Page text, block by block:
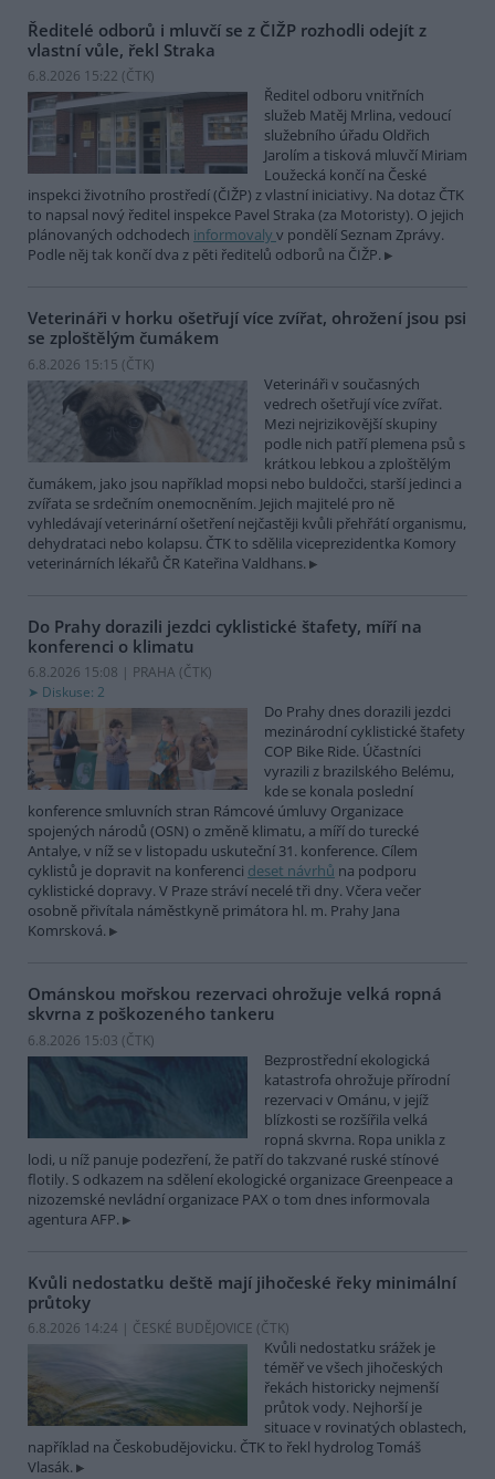
Ředitelé odborů i mluvčí se z ČIŽP rozhodli odejít z
vlastní vůle, řekl Straka
6.8.2026 15:22 (ČTK)
Ředitel odboru vnitřních
služeb Matěj Mrlina, vedoucí
služebního úřadu Oldřich
Jarolím a tisková mluvčí Miriam
Loužecká končí na České
inspekci životního prostředí (ČIŽP) z vlastní iniciativy. Na dotaz ČTK
to napsal nový ředitel inspekce Pavel Straka (za Motoristy). O jejich
plánovaných odchodech informovaly v pondělí Seznam Zprávy.
Podle něj tak končí dva z pěti ředitelů odborů na ČIŽP.
Veterináři v horku ošetřují více zvířat, ohrožení jsou psi
se zploštělým čumákem
6.8.2026 15:15 (ČTK)
Veterináři v současných
vedrech ošetřují více zvířat.
Mezi nejrizikovější skupiny
podle nich patří plemena psů s
krátkou lebkou a zploštělým
čumákem, jako jsou například mopsi nebo buldočci, starší jedinci a
zvířata se srdečním onemocněním. Jejich majitelé pro ně
vyhledávají veterinární ošetření nejčastěji kvůli přehřátí organismu,
dehydrataci nebo kolapsu. ČTK to sdělila viceprezidentka Komory
veterinárních lékařů ČR Kateřina Valdhans.
Do Prahy dorazili jezdci cyklistické štafety, míří na
konferenci o klimatu
6.8.2026 15:08 | PRAHA (ČTK)
Diskuse: 2
Do Prahy dnes dorazili jezdci
mezinárodní cyklistické štafety
COP Bike Ride. Účastníci
vyrazili z brazilského Belému,
kde se konala poslední
konference smluvních stran Rámcové úmluvy Organizace
spojených národů (OSN) o změně klimatu, a míří do turecké
Antalye, v níž se v listopadu uskuteční 31. konference. Cílem
cyklistů je dopravit na konferenci deset návrhů na podporu
cyklistické dopravy. V Praze stráví necelé tři dny. Včera večer
osobně přivítala náměstkyně primátora hl. m. Prahy Jana
Komrsková.
Ománskou mořskou rezervaci ohrožuje velká ropná
skvrna z poškozeného tankeru
6.8.2026 15:03 (ČTK)
Bezprostřední ekologická
katastrofa ohrožuje přírodní
rezervaci v Ománu, v jejíž
blízkosti se rozšířila velká
ropná skvrna. Ropa unikla z
lodi, u níž panuje podezření, že patří do takzvané ruské stínové
flotily. S odkazem na sdělení ekologické organizace Greenpeace a
nizozemské nevládní organizace PAX o tom dnes informovala
agentura AFP.
Kvůli nedostatku deště mají jihočeské řeky minimální
průtoky
6.8.2026 14:24 | ČESKÉ BUDĚJOVICE (ČTK)
Kvůli nedostatku srážek je
téměř ve všech jihočeských
řekách historicky nejmenší
průtok vody. Nejhorší je
situace v rovinatých oblastech,
například na Českobudějovicku. ČTK to řekl hydrolog Tomáš
Vlasák.